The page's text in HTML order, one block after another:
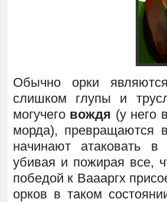
Обычно орки
слишком глупы и
могучего вождя (у него
морда), превращаются
начинают атаковать
убивая и пожирая все,
победой к Ваааргх
орков в таком